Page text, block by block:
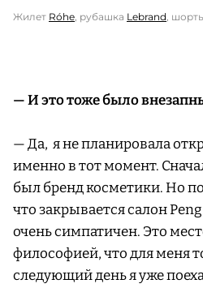
Жилет Róhe, рубашка Lebrand,
— И это тоже было
— Да, я не планировала
именно в тот момент.
был бренд косметики. Но
что закрывается салон
очень симпатичен. Это
философией, что для меня
следующий день я уже